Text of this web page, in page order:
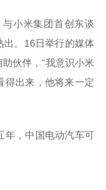
小米集团首创东谈
出。16日举行的媒体
伙伴，“我意识小米
得出来，他将来一定
年，中国电动汽车可